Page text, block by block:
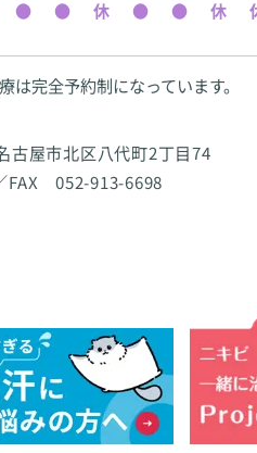
完全予約制になっています。
屋市北区八代町2丁目74
052-913-6698